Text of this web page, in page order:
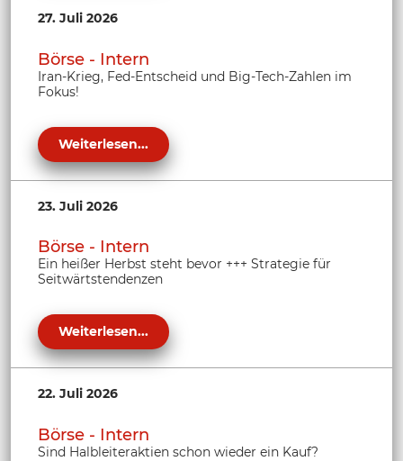
27. Juli 2026
Börse - Intern
Iran-Krieg, Fed-Entscheid und Big-Tech-Zahlen im
Fokus!
Weiterlesen...
23. Juli 2026
Börse - Intern
Ein heißer Herbst steht bevor +++ Strategie für
Seitwärtstendenzen
Weiterlesen...
22. Juli 2026
Börse - Intern
Sind Halbleiteraktien schon wieder ein Kauf?